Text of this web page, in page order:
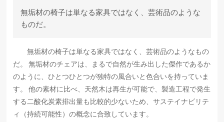
無垢材の椅子は単なる家具ではなく、芸術品のような
ものだ。
無垢材の椅子は単なる家具ではなく、芸術品のようなもの
だ。 無垢材のチェアは、まるで自然が生み出した傑作であるか
のように、ひとつひとつが独特の風合いと色合いを持っていま
す。 他の素材に比べ、天然木は再生が可能で、製造工程で発生
する二酸化炭素排出量も比較的少ないため、サステイナビリテ
ィ（持続可能性）の概念に合致しています。